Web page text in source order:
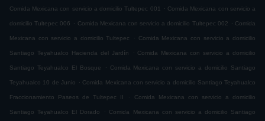
Comida Mexicana con servicio a domicilio Tultepec 001 . Comida Mexicana con servicio a
domicilio Tultepec 006 . Comida Mexicana con servicio a domicilio Tultepec 002 . Comida
Mexicana con servicio a domicilio Tultepec . Comida Mexicana con servicio a domicilio
Santiago Teyahualco Hacienda del Jardín . Comida Mexicana con servicio a domicilio
Santiago Teyahualco El Bosque . Comida Mexicana con servicio a domicilio Santiago
Teyahualco 10 de Junio . Comida Mexicana con servicio a domicilio Santiago Teyahualco
Fraccionamiento Paseos de Tultepec II . Comida Mexicana con servicio a domicilio
Santiago Teyahualco El Dorado . Comida Mexicana con servicio a domicilio Santiago